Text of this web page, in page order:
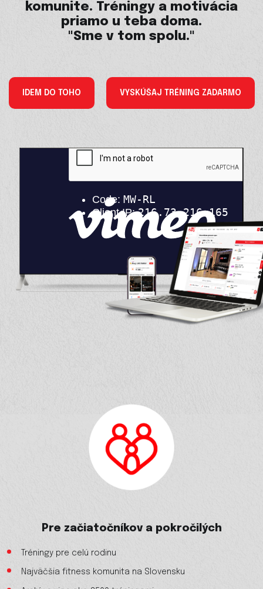
komunite. Tréningy a motivácia
priamo u teba doma.
"Sme v tom spolu."
IDEM DO TOHO VYSKÚŠAJ TRÉNING ZADARMO
Pre začiatočníkov a pokročilých
Tréningy pre celú rodinu
Najväčšia fitness komunita na Slovensku